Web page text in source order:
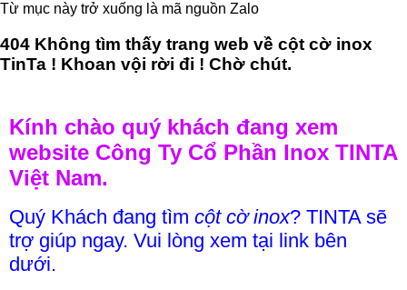
Từ mục này trở xuống là mã nguồn Zalo
404 Không tìm thấy trang web về cột cờ inox
TinTa ! Khoan vội rời đi ! Chờ chút.
Kính chào quý khách đang xem
website Công Ty Cổ Phần Inox TINTA
Việt Nam.
Quý Khách đang tìm cột cờ inox? TINTA sẽ
trợ giúp ngay. Vui lòng xem tại link bên
dưới.